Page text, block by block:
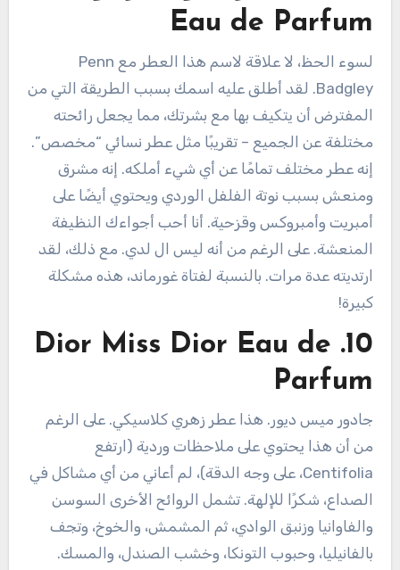
Eau de Parfum
لسوء الحظ، لا علاقة لاسم هذا العطر مع Penn
Badgley. لقد أطلق عليه اسمك بسبب الطريقة التي من
المفترض أن يتكيف بها مع بشرتك، مما يجعل رائحته
مختلفة عن الجميع – تقريبًا مثل عطر نسائي “مخصص”.
إنه عطر مختلف تمامًا عن أي شيء أملكه. إنه مشرق
ومنعش بسبب نوتة الفلفل الوردي ويحتوي أيضًا على
أمبريت وأمبروكس وقزحية. أنا أحب أجواءك النظيفة
المنعشة. على الرغم من أنه ليس ال لدي. مع ذلك، لقد
ارتديته عدة مرات. بالنسبة لفتاة غورماند، هذه مشكلة
كبيرة!
10. Dior Miss Dior Eau de
Parfum
جادور ميس ديور. هذا عطر زهري كلاسيكي. على الرغم
من أن هذا يحتوي على ملاحظات وردية (ارتفع
Centifolia، على وجه الدقة)، لم أعاني من أي مشاكل في
الصداع، شكرًا للإلهة. تشمل الروائح الأخرى السوسن
والفاوانيا وزنبق الوادي، ثم المشمش، والخوخ، وتجف
بالفانيليا، وحبوب التونكا، وخشب الصندل، والمسك.